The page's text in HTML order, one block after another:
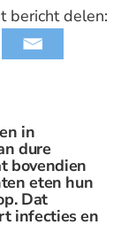
bericht delen:
in
dure
bovendien
eten hun
Dat
infecties en